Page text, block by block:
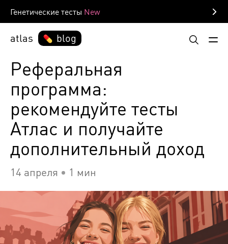
Генетические тесты
atlas blog
Реферальная
программа:
рекомендуйте тесты
Атлас и получайте
дополнительный доход
14 апреля 1 мин